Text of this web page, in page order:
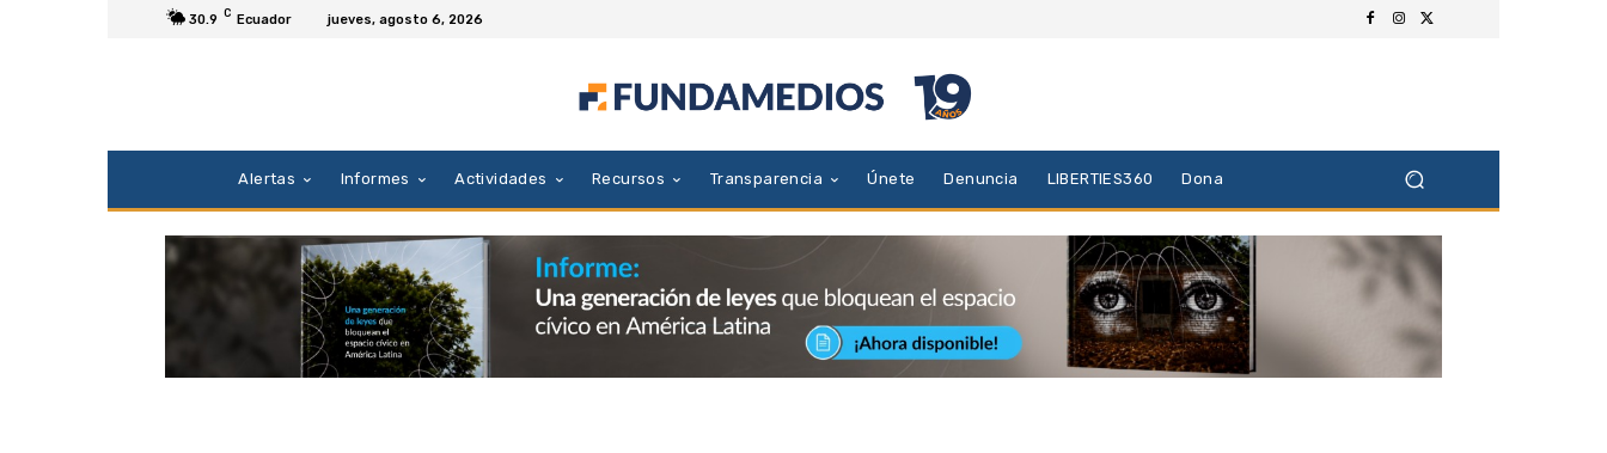
30.9 C Ecuador jueves, agosto 6, 2026
Alertas Informes Actividades Recursos Transparencia Únete Denuncia LIBERTIES360 Dona